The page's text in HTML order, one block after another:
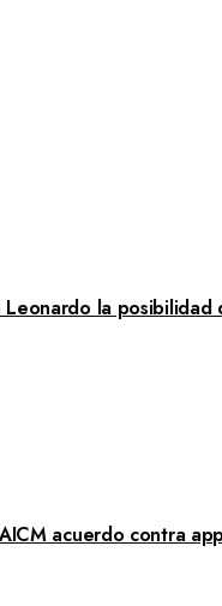
la posibilidad
acuerdo contra